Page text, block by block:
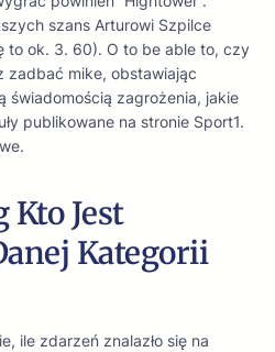
szans Arturowi Szpilce
to ok. 3. 60). O to be able to, czy
zadbać mike, obstawiając
świadomością zagrożenia, jakie
publikowane na stronie Sport1.
Kto Jest
Kategorii
ile zdarzeń znalazło się na